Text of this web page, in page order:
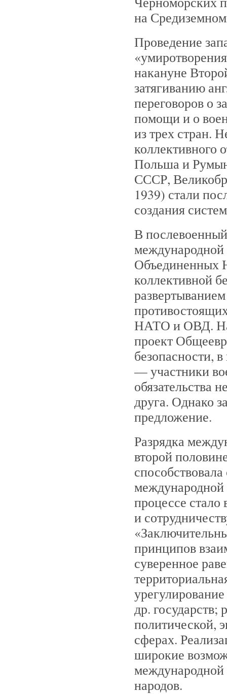
на
Проведение
накануне
затягиванию
переговоров о
помощи и о
из трех стран.
коллективного
Польша и
СССР,
1939) стали
создания
В
международной
Объединенных
коллективной
НАТО и ОВД. На
проект
безопасности,
— участники
обязательства
друга. Однако
предложение.
Разрядка
второй
международной
процессе стало
и
принципов
суверенное
др. государств;
политической,
сферах.
широкие
международной
народов.